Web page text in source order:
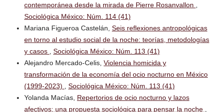
contemporánea desde la mirada de Pierre Rosanvallon
Sociológica México: Núm. 114 (41)
Mariana Figueroa Castelán, Seis reflexiones antropológicas
en torno al estudio social de la noche: teorías, metodologías
y casos
Sociológica México: Núm. 113 (41)
Alejandro Mercado-Celis, Violencia homicida y
transformación de la economía del ocio nocturno en México
(1999-2023)
Sociológica México: Núm. 113 (41)
Yolanda Macías, Repertorios de ocio nocturno y lazos
afectivos: una propuesta sociológica para pensar la noche